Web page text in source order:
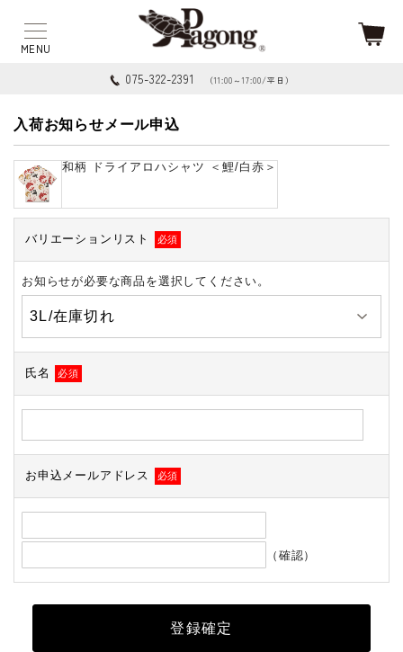
075-322-2391 （11:00～17:00/平日）
入荷お知らせメール申込
和柄 ドライアロハシャツ ＜鯉/白赤＞
バリエーションリスト 必須
お知らせが必要な商品を選択してください。
氏名 必須
お申込メールアドレス 必須
（確認）